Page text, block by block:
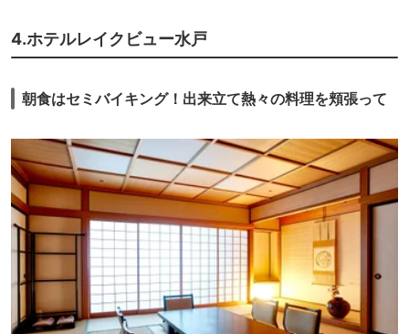
4.ホテルレイクビュー水戸
朝食はセミバイキング！出来立て熱々の料理を頬張って